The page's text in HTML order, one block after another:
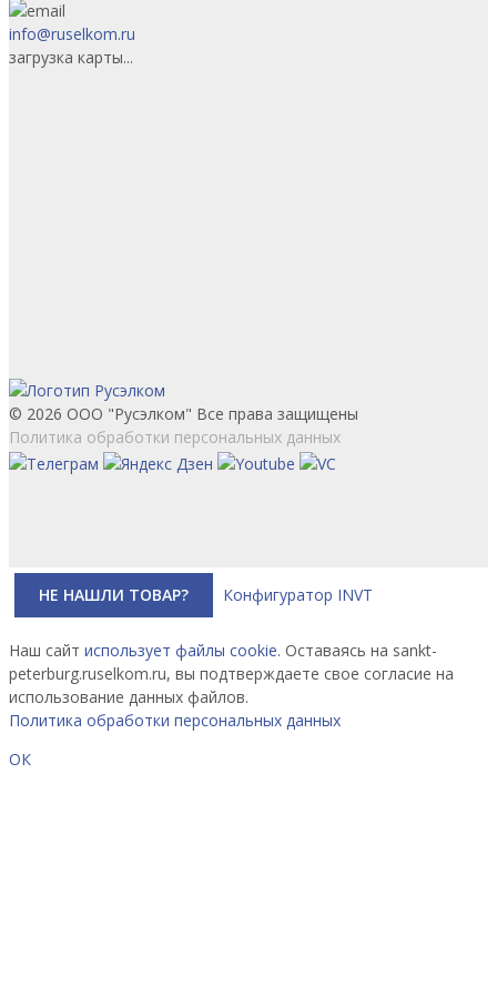
info@ruselkom.ru
загрузка карты...
© 2026 ООО "Русэлком" Все права защищены
Политика обработки персональных данных
НЕ НАШЛИ ТОВАР? Конфигуратор INVT
Наш сайт использует файлы cookie. Оставаясь на sankt-
peterburg.ruselkom.ru, вы подтверждаете свое согласие на
использование данных файлов.
Политика обработки персональных данных
ОК